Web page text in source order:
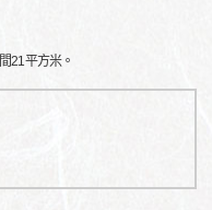
21平方米。